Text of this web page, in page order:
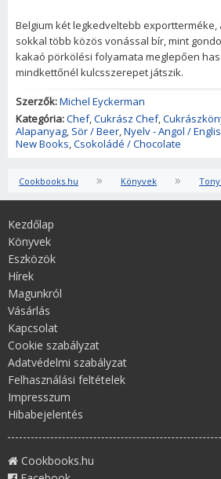
Belgium két legkedveltebb exportterméke,
sokkal több közös vonással bír, mint
kakaó pörkölési folyamata meglepően
mindkettőnél kulcsszerepet játszik.
Szerzők:Michel Eyckerman
Kategória:Chef, Cukrász Chef,
Alapanyag Sör / Beer Nyelv - Angol /
New Books Csokoládé / Chocolate
Cookbooks.hu » Könyvek » Tony
Kezdőlap
Könyvek
Eszközök
Hírek
Magunkról
Vásárlás
Kapcsolat
Cookie szabályzat
Adatvédelmi szabályzat
Felhasználási feltételek
Impresszum
Hibabejelentés
Cookbooks.hu